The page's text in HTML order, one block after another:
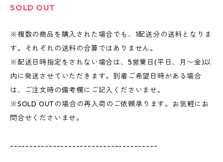
SOLD OUT
※複数の商品を購入された場合でも、1配送分の送料となりま
す。それぞれの送料の合算ではありません。
※配送日時指定をされない場合は、5営業日(平日、月〜金)以
内に発送させていただきます。到着ご希望日時がある場合
は、ご注文時の備考欄にご記入くださいませ。
※SOLD OUTの場合の再入荷のご依頼承ります。お気軽にお
問合せくださいませ。
--------------------------------------